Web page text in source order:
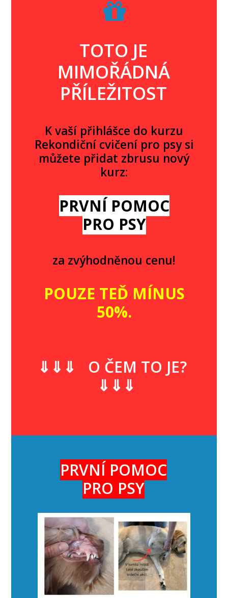
TOTO JE
MIMOŘÁDNÁ
PŘÍLEŽITOST
K vaší přihlášce do kurzu
Rekondiční cvičení pro psy si
můžete přidat zbrusu nový
kurz:
PRVNÍ POMOC
PRO PSY
za zvýhodněnou cenu!
POUZE TEĎ MÍNUS
50%.
⇓⇓⇓ O ČEM TO JE?
⇓⇓⇓
PRVNÍ POMOC
PRO PSY